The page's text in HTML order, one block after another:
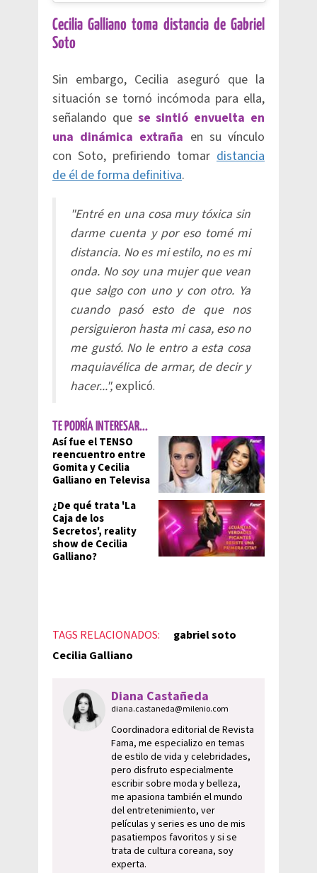
Cecilia Galliano toma distancia de Gabriel
Soto
Sin embargo, Cecilia aseguró que la
situación se tornó incómoda para ella,
señalando que se sintió envuelta en
una dinámica extraña en su vínculo
con Soto, prefiriendo tomar distancia
de él de forma definitiva.
"Entré en una cosa muy tóxica sin
darme cuenta y por eso tomé mi
distancia. No es mi estilo, no es mi
onda. No soy una mujer que vean
que salgo con uno y con otro. Ya
cuando pasó esto de que nos
persiguieron hasta mi casa, eso no
me gustó. No le entro a esta cosa
maquiavélica de armar, de decir y
hacer...",explicó.
TE PODRÍA INTERESAR...
Así fue el TENSO
reencuentro entre
Gomita y Cecilia
Galliano en Televisa
¿De qué trata 'La
Caja de los
Secretos', reality
show de Cecilia
Galliano?
TAGS RELACIONADOS:
gabriel soto
Cecilia Galliano
Diana Castañeda
diana.castaneda@milenio.com
Coordinadora editorial de Revista
Fama, me especializo en temas
de estilo de vida y celebridades,
pero disfruto especialmente
escribir sobre moda y belleza,
me apasiona también el mundo
del entretenimiento, ver
películas y series es uno de mis
pasatiempos favoritos y si se
trata de cultura coreana, soy
experta.